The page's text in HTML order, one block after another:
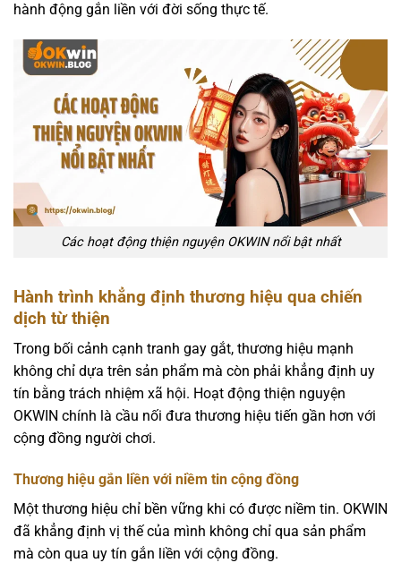
hành động gắn liền với đời sống thực tế.
Các hoạt động thiện nguyện OKWIN nổi bật nhất
Hành trình khẳng định thương hiệu qua chiến
dịch từ thiện
Trong bối cảnh cạnh tranh gay gắt, thương hiệu mạnh
không chỉ dựa trên sản phẩm mà còn phải khẳng định uy
tín bằng trách nhiệm xã hội. Hoạt động thiện nguyện
OKWIN chính là cầu nối đưa thương hiệu tiến gần hơn với
cộng đồng người chơi.
Thương hiệu gắn liền với niềm tin cộng đồng
Một thương hiệu chỉ bền vững khi có được niềm tin. OKWIN
đã khẳng định vị thế của mình không chỉ qua sản phẩm
mà còn qua uy tín gắn liền với cộng đồng.